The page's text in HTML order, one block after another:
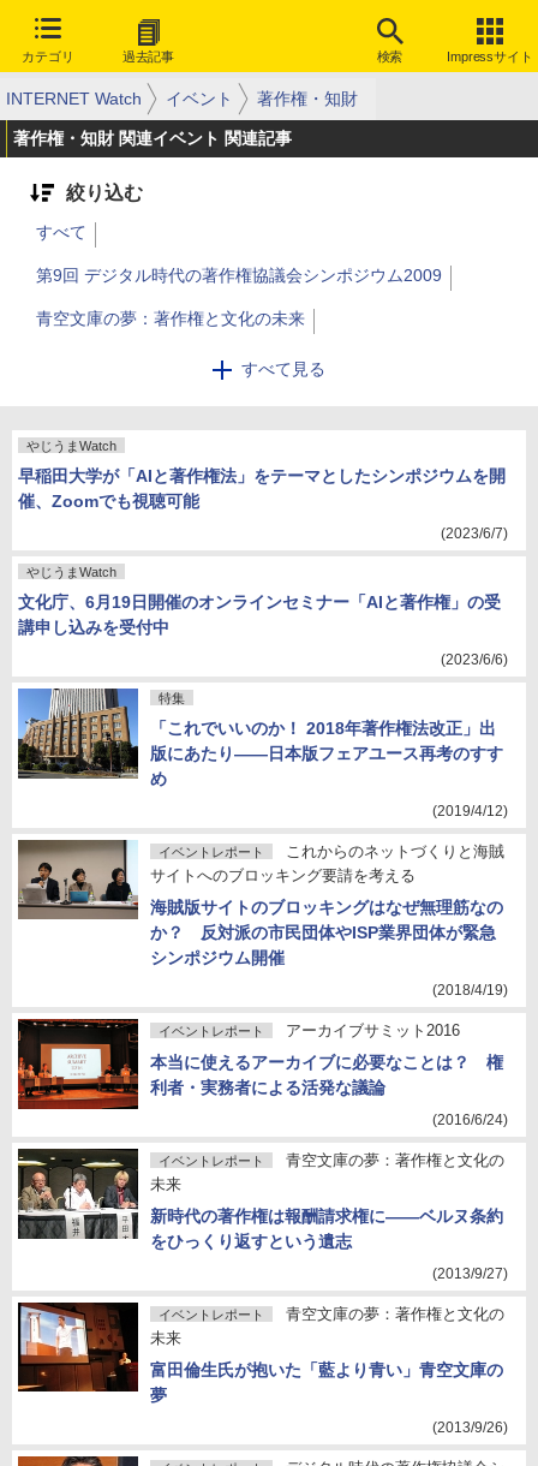
カテゴリ 過去記事 検索 Impressサイト
INTERNET Watch イベント 著作権・知財
著作権・知財 関連イベント 関連記事
絞り込む
すべて見る
すべて
第9回 デジタル時代の著作権協議会シンポジウム2009
青空文庫の夢：著作権と文化の未来
アーカイブサミット2016
やじうまWatch
早稲田大学が「AIと著作権法」をテーマとしたシンポジウムを開
催、Zoomでも視聴可能
(2023/6/7)
やじうまWatch
文化庁、6月19日開催のオンラインセミナー「AIと著作権」の受
講申し込みを受付中
(2023/6/6)
特集
「これでいいのか！ 2018年著作権法改正」出
版にあたり――日本版フェアユース再考のすす
め
(2019/4/12)
イベントレポート
これからのネットづくりと海賊
サイトへのブロッキング要請を考える
海賊版サイトのブロッキングはなぜ無理筋なの
か？ 反対派の市民団体やISP業界団体が緊急
シンポジウム開催
(2018/4/19)
イベントレポート アーカイブサミット2016
本当に使えるアーカイブに必要なことは？ 権
利者・実務者による活発な議論
(2016/6/24)
イベントレポート
青空文庫の夢：著作権と文化の
未来
新時代の著作権は報酬請求権に――ベルヌ条約
をひっくり返すという遺志
(2013/9/27)
イベントレポート
青空文庫の夢：著作権と文化の
未来
富田倫生氏が抱いた「藍より青い」青空文庫の
夢
(2013/9/26)